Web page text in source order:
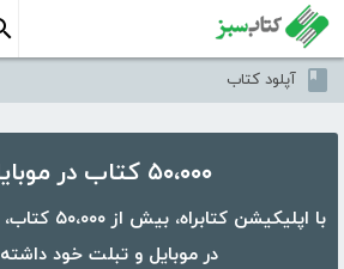
آپلود کتاب
۵۰،۰۰۰ کتاب در موبایل شما
با اپلیکیشن
در موبایل و تبلت خود